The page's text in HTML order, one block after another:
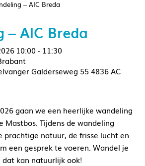
– AIC Breda
– AIC Breda
10:00 - 11:30
Galderseweg 55 4836 AC
gaan we een heerlijke wandeling
Mastbos. Tijdens de wandeling
prachtige natuur, de frisse lucht en
een gesprek te voeren. Wandel je
kan natuurlijk ook!